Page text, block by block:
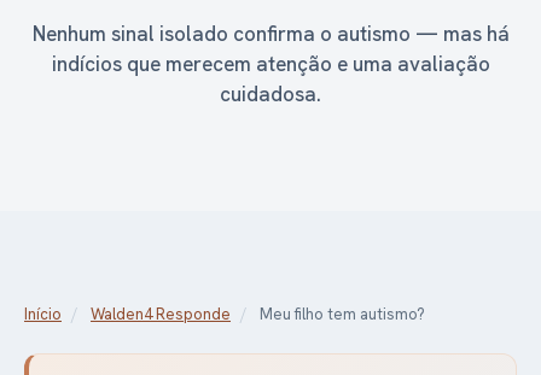
Nenhum sinal isolado confirma o autismo — mas há
indícios que merecem atenção e uma avaliação
cuidadosa.
Início / Walden4 Responde / Meu filho tem autismo?